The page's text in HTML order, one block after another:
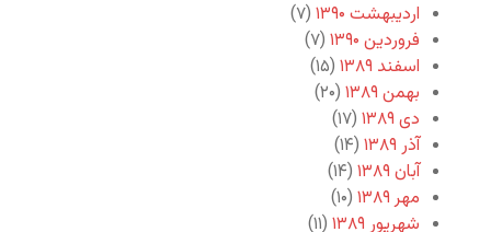
اردیبهشت ۱۳۹۰
(۷)
فروردین ۱۳۹۰
(۷)
اسفند ۱۳۸۹
(۱۵)
بهمن ۱۳۸۹
(۲۰)
دی ۱۳۸۹
(۱۷)
آذر ۱۳۸۹
(۱۴)
آبان ۱۳۸۹
(۱۴)
مهر ۱۳۸۹
(۱۰)
شهریور ۱۳۸۹
(۱۱)